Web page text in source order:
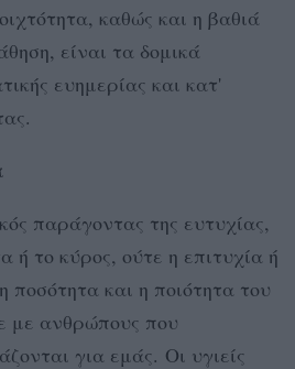
καθώς και η βαθιά
είναι τα δομικά
ευημερίας και κατ'
παράγοντας της ευτυχίας,
ή το κύρος, ούτε η επιτυχία ή
ποσότητα και η ποιότητα του
με ανθρώπους που
για εμάς. Οι υγιείς